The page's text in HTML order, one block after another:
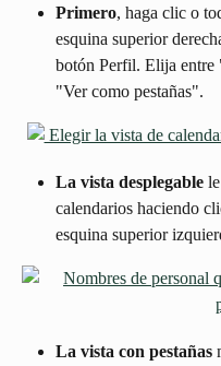
Primero, haga clic o
esquina superior
botón Perfil. Elija entre
"Ver como pestañas".
La vista desplegable
calendarios haciendo
esquina superior
La vista con pestañas